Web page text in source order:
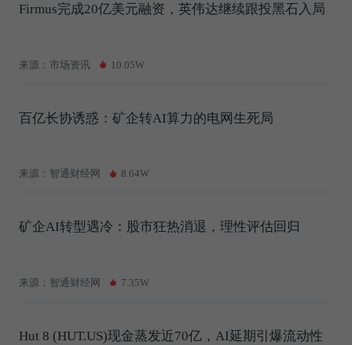
Firmus完成20亿美元融资，英伟达继续跟投黑石入局
来源：市场资讯 10.05W
百亿长协诱惑：矿企转AI算力的电网生死局
来源：智通财经网 8.64W
矿企AI转型遇冷：股市狂热消退，理性评估回归
来源：智通财经网 7.35W
Hut 8 (HUT.US)现金蒸发近70亿，AI延期引爆流动性